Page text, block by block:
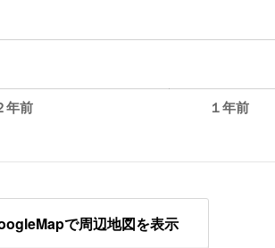
年前 １年前
で周辺地図を表示